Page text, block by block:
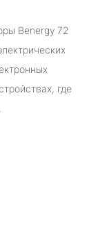
Benergy 72
где